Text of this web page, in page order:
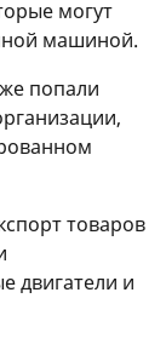
могут
машиной.
попали
товаров
двигатели и